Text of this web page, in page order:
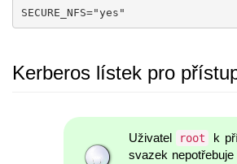
SECURE_NFS="yes"
Kerberos lístek pro
Uživatel root
k
svazek